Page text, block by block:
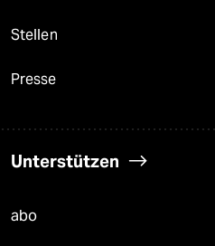
Stellen
Presse
Unterstützen
abo